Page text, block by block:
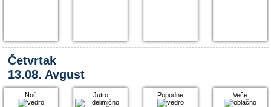
Četvrtak
13.08. Avgust
Noć Jutro Popodne Veče